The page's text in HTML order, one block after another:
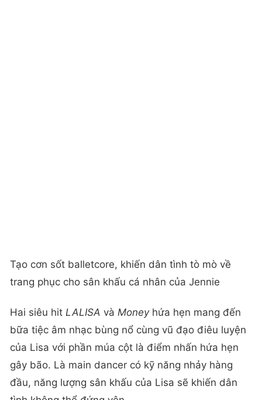
Tạo cơn sốt balletcore, khiến dân tình tò mò về
trang phục cho sân khấu cá nhân của Jennie
Hai siêu hit LALISA và Moneyhứa hẹn mang đến
bữa tiệc âm nhạc bùng nổ cùng vũ đạo điêu luyện
của Lisa với phần múa cột là điểm nhấn hứa hẹn
gây bão. Là main dancer có kỹ năng nhảy hàng
đầu, năng lượng sân khấu của Lisa sẽ khiến dân